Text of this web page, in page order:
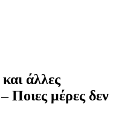
άλλες
Ποιες μέρες δεν